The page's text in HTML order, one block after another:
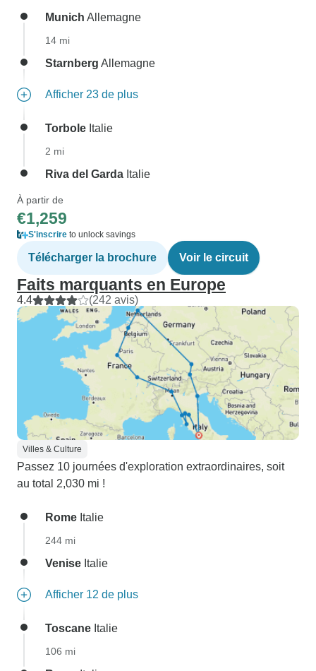
Munich Allemagne
14 mi
Starnberg Allemagne
Afficher 23 de plus
Torbole Italie
2 mi
Riva del Garda Italie
À partir de
€1,259
S'inscrire to unlock savings
Télécharger la brochure Voir le circuit
Faits marquants en Europe
4.4 (242 avis)
Villes & Culture
Passez 10 journées d'exploration extraordinaires, soit
au total 2,030 mi !
Rome Italie
244 mi
Venise Italie
Afficher 12 de plus
Toscane Italie
106 mi